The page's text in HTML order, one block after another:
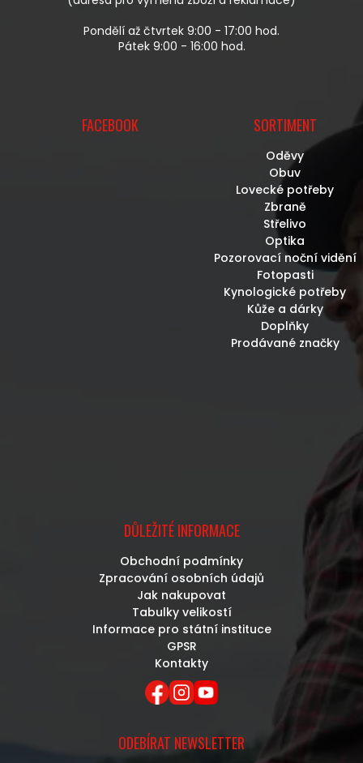
P
I
Pondělí až čtvrtek 9:00 - 17:00 hod.
Pátek 9:00 - 16:00 hod.
FACEBOOK SORTIMENT
Oděvy
Obuv
Lovecké potřeby
Zbraně
Střelivo
Optika
Pozorovací noční vidění
Fotopasti
Kynologické potřeby
Kůže a dárky
Doplňky
Prodávané značky
DŮLEŽITÉ INFORMACE
Obchodní podmínky
Zpracování osobních údajů
Jak nakupovat
Tabulky velikostí
Informace pro státní instituce
GPSR
Kontakty
ODEBÍRAT NEWSLETTER